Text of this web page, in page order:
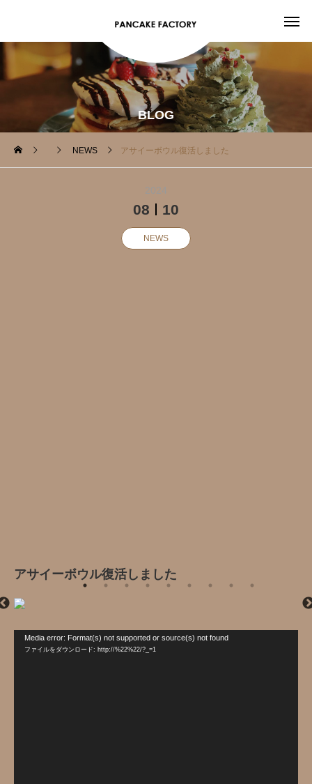
BLOG
NEWS アサイーボウル復活しました‍
2024
08 10
NEWS
アサイーボウル復活しました‍
Media error: Format(s) not supported or source(s) not found
ファイルをダウンロード: http://%22%22/?_=1